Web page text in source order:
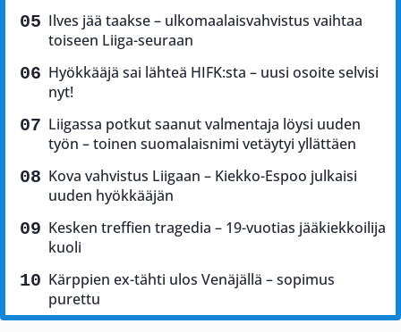
Ilves jää taakse – ulkomaalaisvahvistus vaihtaa
toiseen Liiga-seuraan
Hyökkääjä sai lähteä HIFK:sta – uusi osoite selvisi
nyt!
Liigassa potkut saanut valmentaja löysi uuden
työn – toinen suomalaisnimi vetäytyi yllättäen
Kova vahvistus Liigaan – Kiekko-Espoo julkaisi
uuden hyökkääjän
Kesken treffien tragedia – 19-vuotias jääkiekkoilija
kuoli
Kärppien ex-tähti ulos Venäjällä – sopimus
purettu